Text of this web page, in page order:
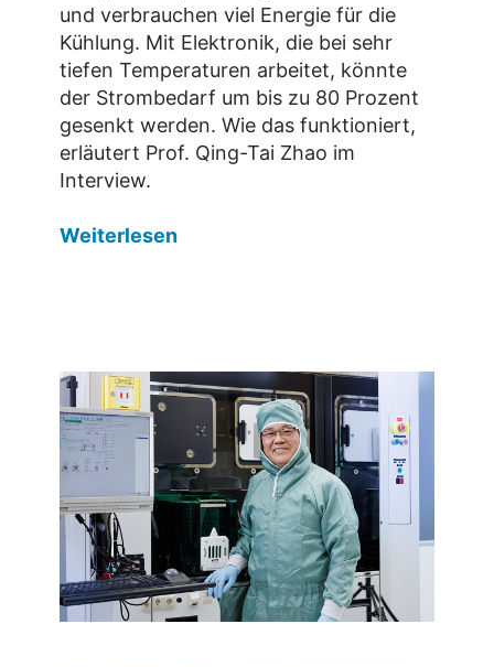
und verbrauchen viel Energie für die
Kühlung. Mit Elektronik, die bei sehr
tiefen Temperaturen arbeitet, könnte
der Strombedarf um bis zu 80 Prozent
gesenkt werden. Wie das funktioniert,
erläutert Prof. Qing-Tai Zhao im
Interview.
Weiterlesen